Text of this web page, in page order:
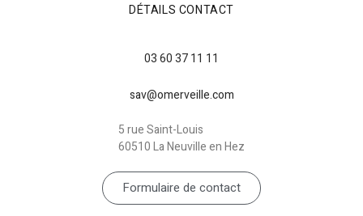
DÉTAILS CONTACT
03 60 37 11 11
sav@omerveille.com
5 rue Saint-Louis
60510 La Neuville en Hez
Formulaire de contact